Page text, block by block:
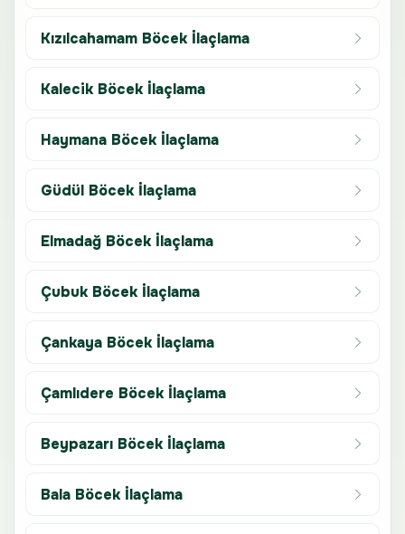
Kızılcahamam Böcek İlaçlama
Kalecik Böcek İlaçlama
Haymana Böcek İlaçlama
Güdül Böcek İlaçlama
Elmadağ Böcek İlaçlama
Çubuk Böcek İlaçlama
Çankaya Böcek İlaçlama
Çamlıdere Böcek İlaçlama
Beypazarı Böcek İlaçlama
Bala Böcek İlaçlama